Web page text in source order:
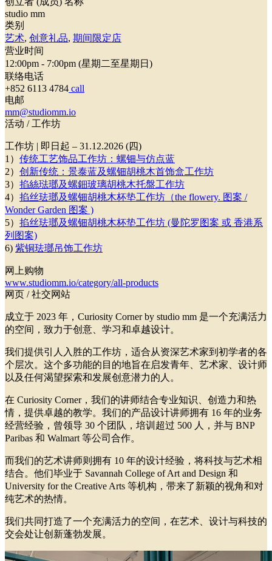
studio mm
类别
艺术, 创意礼品, 期间限定店
营业时间
12:00pm - 7:00pm (星期二至星期日)
联络电话
+852 6113 4784 call
电邮
mm@studiomm.io
活动 / 工作坊
工作坊 | 即日起 – 31.12.2026 (四)
1） 传统工艺饰品工作坊：螺钿与仿点蓝
2） 创新传统：景泰蓝及螺钿胡桃木首饰盒工作坊
3） 掐絲琺瑯及螺鈿玻璃胡桃木托盤工作坊
4） 掐丝珐瑯及螺钿胡桃木杯垫工作坊（the flowery. 图案 /
Wonder Garden 图案 )
5） 掐丝珐瑯及螺钿胡桃木杯垫工作坊 (曼陀罗图案 或 香港系
列图案)
6) 紫铜珐瑯吊饰工作坊
网上购物
www.studiomm.io/category/all-products
网页 / 社交网站
成立于 2023 年，Curiosity Corner by studio mm 是一个充满活力
的空间，致力于创意、学习和卓越设计。
我们提供引人入胜的工作坊，适合从资深艺术家到初学者的各
个层次。这个多功能的目的地旨在启发青年、艺术家、设计师
以及任何渴望探索和发展创意潜力的人。
在 Curiosity Corner，我们的讲师结合专业知识、创造力和热
情，提供卓越的教学。我们的产品设计讲师拥有 16 年的业务
经营经验，曾领导 30 个团队，培训超过 500 人，并与 BNP
Paribas 和 Walmart 等公司合作。
而我们的艺术讲师则拥有 10 年的设计经验，将科技与艺术相
结合。他们毕业于 Savannah College of Art and Design 和
University for the Creative Arts 等机构，带来了新颖的视角和对
纯艺术的热情。
我们共同打造了一个充满活力的空间，在艺术、设计与科技的
交会处让创新蓬勃发展。